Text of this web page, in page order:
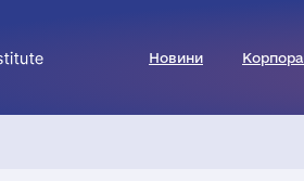
Новини